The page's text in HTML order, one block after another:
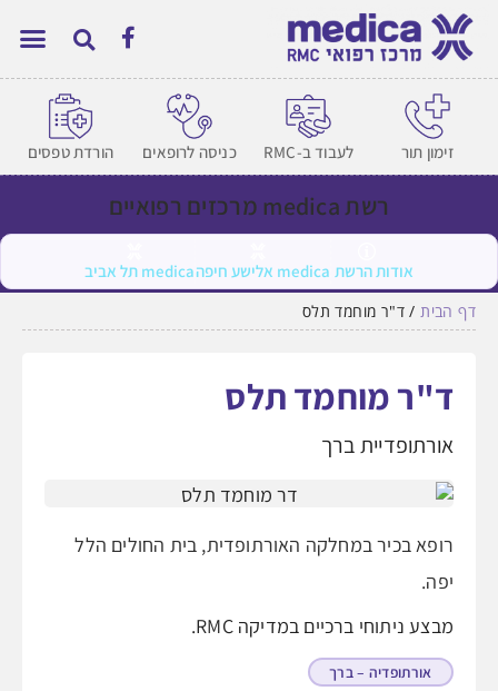
זימון תור לעבוד ב-RMC כניסה לרופאים הורדת טפסים
רשת medica מרכזים רפואיים
אודות הרשת medica אלישע חיפה
medica תל אביב
דף הבית/ד"ר מוחמד תלס
ד"ר מוחמד תלס
אורתופדיית ברך
רופא בכיר במחלקה האורתופדית, בית החולים הלל
יפה.
מבצע ניתוחי ברכיים במדיקה RMC.
אורתופדיה – ברך